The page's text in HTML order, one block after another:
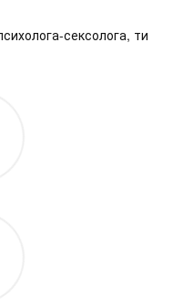
сексолога, ти